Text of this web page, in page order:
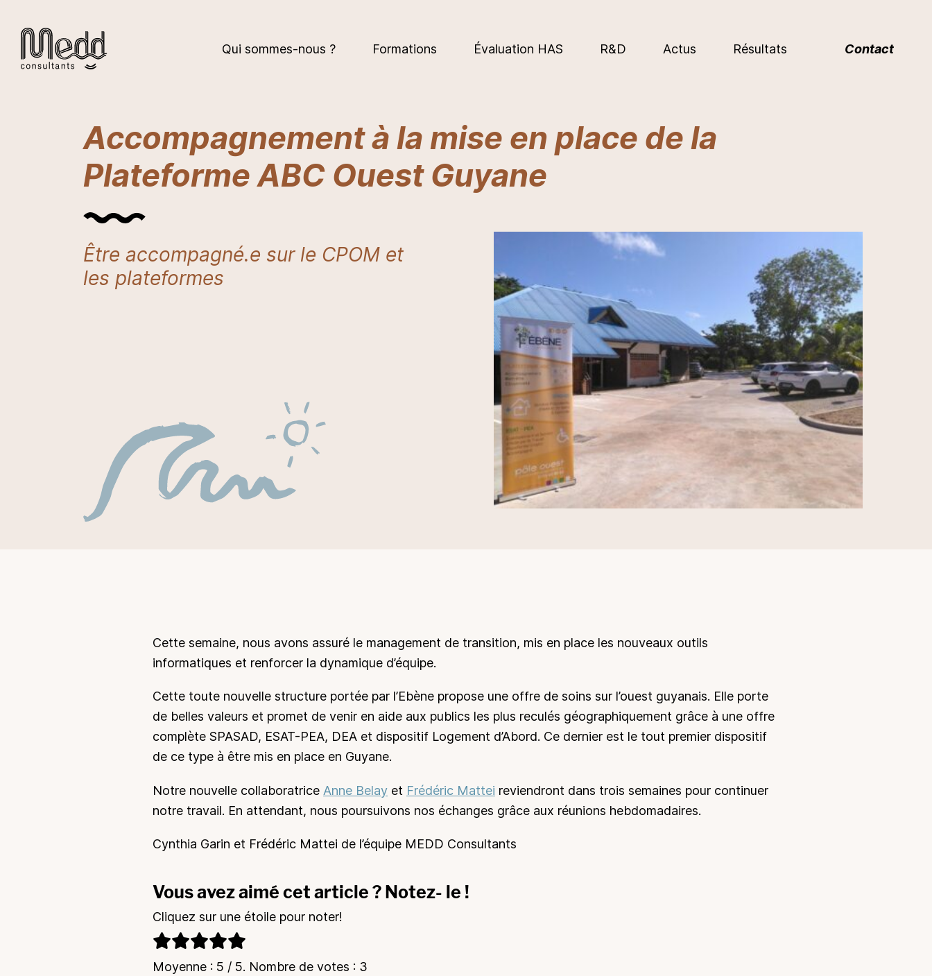
Qui sommes-nous ? Formations Évaluation HAS R&D Actus Résultats Contact
Accompagnement à la mise en place de la
Plateforme ABC Ouest Guyane
Être accompagné.e sur le CPOM et
les plateformes
Cette semaine, nous avons assuré le management de transition, mis en place les nouveaux outils
informatiques et renforcer la dynamique d’équipe.
Cette toute nouvelle structure portée par l’Ebène propose une offre de soins sur l’ouest guyanais. Elle porte
de belles valeurs et promet de venir en aide aux publics les plus reculés géographiquement grâce à une offre
complète SPASAD, ESAT-PEA, DEA et dispositif Logement d’Abord. Ce dernier est le tout premier dispositif
de ce type à être mis en place en Guyane.
Notre nouvelle collaboratrice Anne Belay et Frédéric Mattei reviendront dans trois semaines pour continuer
notre travail. En attendant, nous poursuivons nos échanges grâce aux réunions hebdomadaires.
Cynthia Garin et Frédéric Mattei de l’équipe MEDD Consultants
Vous avez aimé cet article ? Notez- le !
Cliquez sur une étoile pour noter!
Moyenne : 5 / 5. Nombre de votes : 3